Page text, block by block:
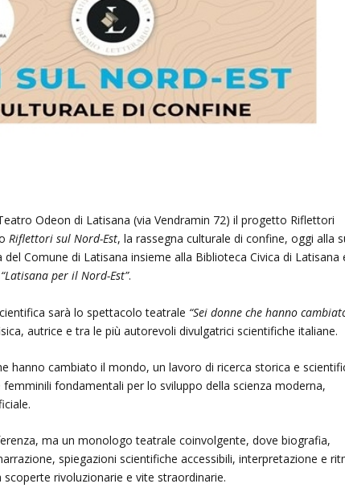
Odeon di Latisana (via Vendramin 72) il progetto Riflettori
Riflettori sul Nord-Est, la rassegna culturale di confine, oggi alla
Comune di Latisana insieme alla Biblioteca Civica di Latisana
per il Nord-Est”.
sarà lo spettacolo teatrale “Sei donne che hanno
autrice e tra le più autorevoli divulgatrici scientifiche italiane.
hanno cambiato il mondo, un lavoro di ricerca storica e
fondamentali per lo sviluppo della scienza moderna,
ma un monologo teatrale coinvolgente, dove biografia,
spiegazioni scientifiche accessibili, interpretazione e
rivoluzionarie e vite straordinarie.